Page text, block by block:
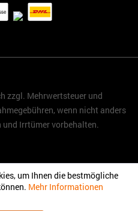
zzgl. Mehrwertsteuer und
wenn nicht anders
und Irrtümer vorbehalten.
um Ihnen die bestmögliche
Mehr Informationen